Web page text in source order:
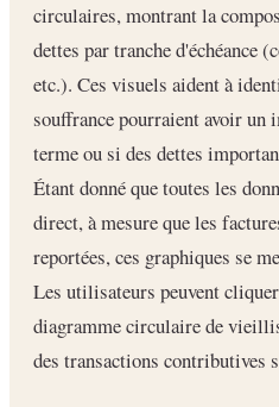
circulaires, montrant la
dettes par tranche d'échéance
etc.). Ces visuels aident à
souffrance pourraient avoir un
terme ou si des dettes
Étant donné que toutes les
direct, à mesure que les
reportées, ces graphiques se
Les utilisateurs peuvent
diagramme circulaire de
des transactions contributives